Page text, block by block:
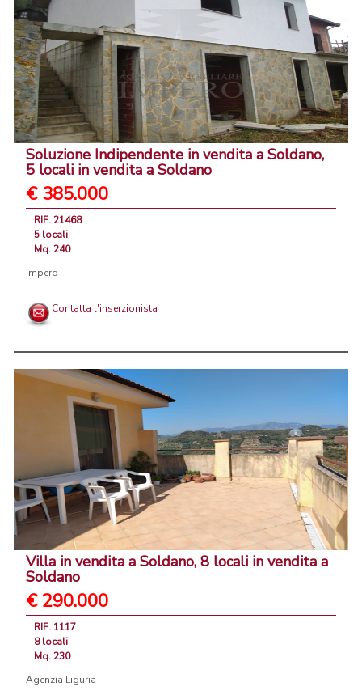
Soluzione Indipendente in vendita a Soldano,
5 locali in vendita a Soldano
€ 385.000
RIF. 21468
5 locali
Mq. 240
Impero
Contatta l'inserzionista
Villa in vendita a Soldano, 8 locali in vendita a
Soldano
€ 290.000
RIF. 1117
8 locali
Mq. 230
Agenzia Liguria